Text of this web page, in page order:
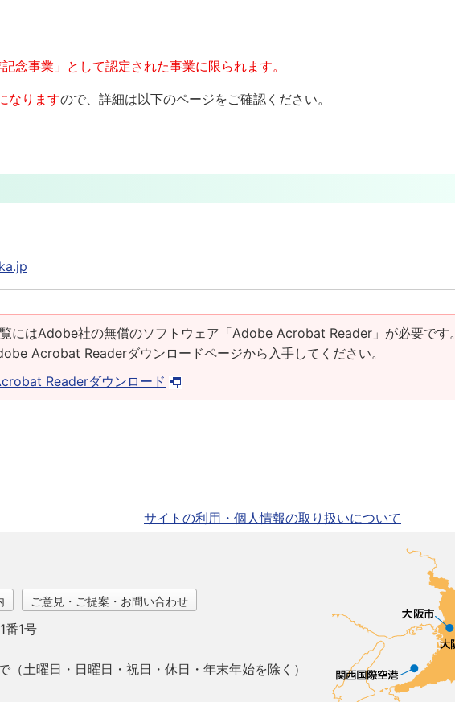
念事業」として認定された事業に限られます。
なりますので、詳細は以下のページをご確認ください。
にはAdobe社の無償のソフトウェア「Adobe Acrobat Reader」が必要です。
Acrobat Readerダウンロードページから入手してください。
Readerダウンロード
サイトの利用・個人情報の取り扱いについて
ご意見・ご提案・お問い合わせ
番1号
（土曜日・日曜日・祝日・休日・年末年始を除く）